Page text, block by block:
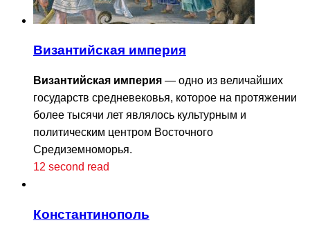
Византийская империя
Византийская империя — одно из величайших
государств средневековья, которое на протяжении
более тысячи лет являлось культурным и
политическим центром Восточного
Средиземноморья.
12 second read
Константинополь